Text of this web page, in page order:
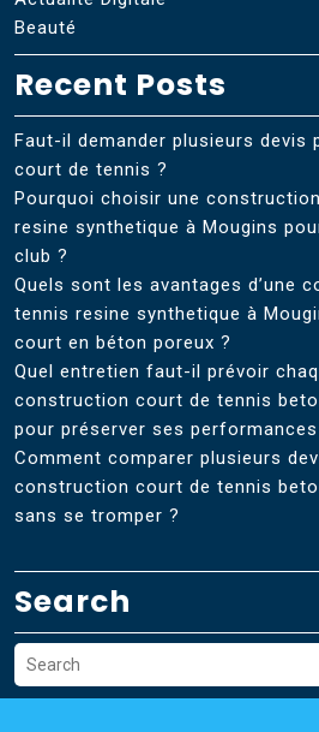
Beauté
Recent Posts
Faut-il demander plusieurs devis
court de tennis ?
Pourquoi choisir une
resine synthetique à Mougins
club ?
Quels sont les avantages d’une
tennis resine synthetique à
court en béton poreux ?
Quel entretien faut-il prévoir
construction court de tennis
pour préserver ses performances
Comment comparer plusieurs
construction court de tennis
sans se tromper ?
Search